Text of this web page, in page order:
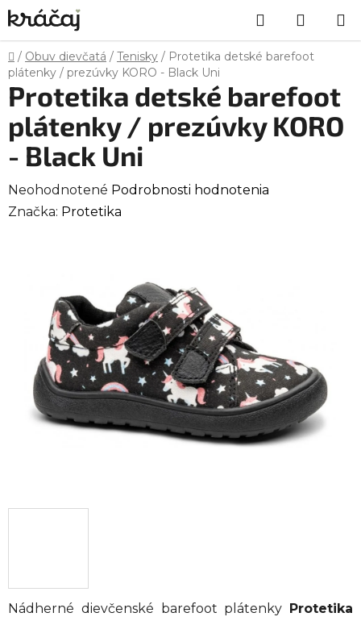
Prejsť
na
obsah
Hľadať
KOŠÍK
Domov
/ Obuv dievčatá / Tenisky / Protetika detské barefoot
plátenky / prezúvky KORO - Black Uni
Nádherné dievčenské barefoot plátenky Protetika
Protetika detské barefoot
plátenky / prezúvky KORO
- Black Uni
Priemerné
hodnotenie
hviezdičiek.
Neohodnotené Podrobnosti hodnotenia
Značka: Protetika